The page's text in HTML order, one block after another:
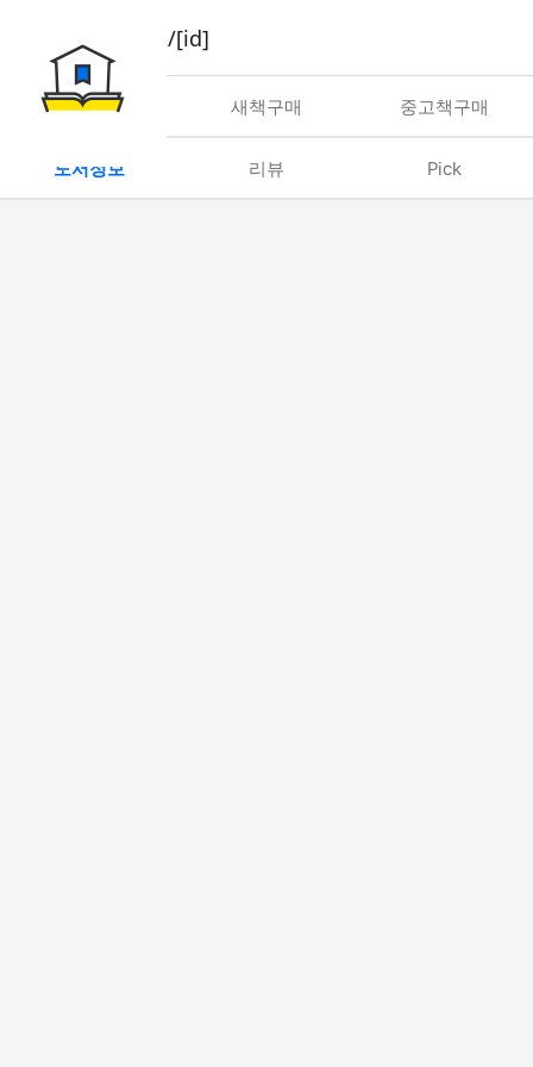
book/rent/[id]
대여 새책구매 중고책구매
도서정보 리뷰 Pick